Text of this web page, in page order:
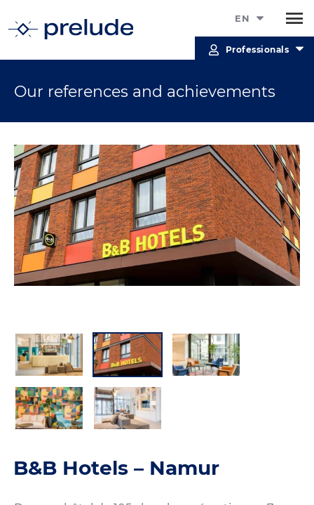
EN
Professionals
Our references and achievements
B&B Hotels – Namur